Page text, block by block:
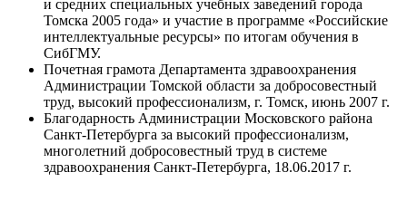
и средних специальных учебных заведений города
Томска 2005 года» и участие в программе «Российские
интеллектуальные ресурсы» по итогам обучения в
СибГМУ.
Почетная грамота Департамента здравоохранения
Администрации Томской области за добросовестный
труд, высокий профессионализм, г. Томск, июнь 2007 г.
Благодарность Администрации Московского района
Санкт-Петербурга за высокий профессионализм,
многолетний добросовестный труд в системе
здравоохранения Санкт-Петербурга, 18.06.2017 г.